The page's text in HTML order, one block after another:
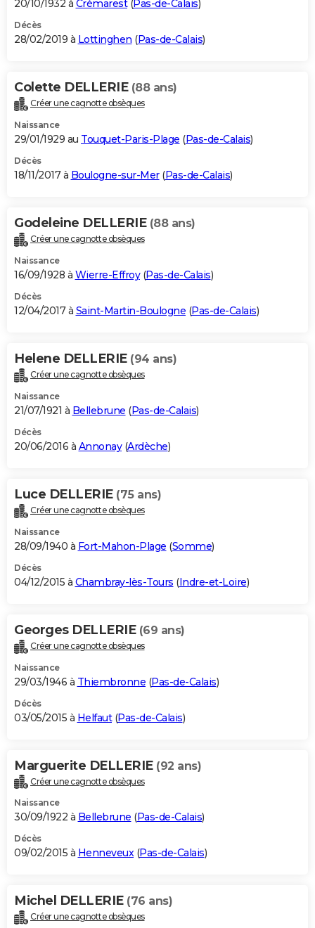
20/10/1932 à Crémarest(Pas-de-Calais)
Décès
28/02/2019 à Lottinghen (Pas-de-Calais)
Colette DELLERIE (88 ans)
Créer une cagnotte obsèques
Naissance
29/01/1929 au Touquet-Paris-Plage (Pas-de-Calais)
Décès
18/11/2017 à Boulogne-sur-Mer(Pas-de-Calais)
Godeleine DELLERIE (88 ans)
Créer une cagnotte obsèques
Naissance
16/09/1928 à Wierre-Effroy(Pas-de-Calais)
Décès
12/04/2017 à Saint-Martin-Boulogne (Pas-de-Calais)
Helene DELLERIE (94 ans)
Créer une cagnotte obsèques
Naissance
21/07/1921 à Bellebrune (Pas-de-Calais)
Décès
20/06/2016 à Annonay(Ardèche)
Luce DELLERIE (75 ans)
Créer une cagnotte obsèques
Naissance
28/09/1940 à Fort-Mahon-Plage (Somme)
Décès
04/12/2015 à Chambray-lès-Tours (Indre-et-Loire)
Georges DELLERIE (69 ans)
Créer une cagnotte obsèques
Naissance
29/03/1946 à Thiembronne (Pas-de-Calais)
Décès
03/05/2015 à Helfaut(Pas-de-Calais)
Marguerite DELLERIE (92 ans)
Créer une cagnotte obsèques
Naissance
30/09/1922 à Bellebrune (Pas-de-Calais)
Décès
09/02/2015 à Henneveux(Pas-de-Calais)
Michel DELLERIE (76 ans)
Créer une cagnotte obsèques